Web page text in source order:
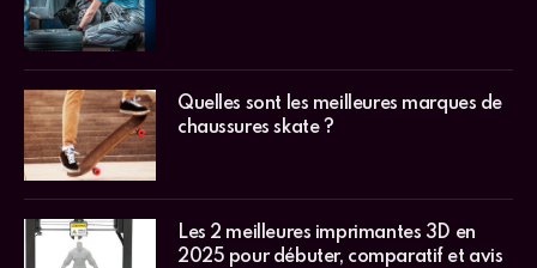
Quelles sont les meilleures marques de
chaussures skate ?
Les 2 meilleures imprimantes 3D en
2025 pour débuter, comparatif et avis